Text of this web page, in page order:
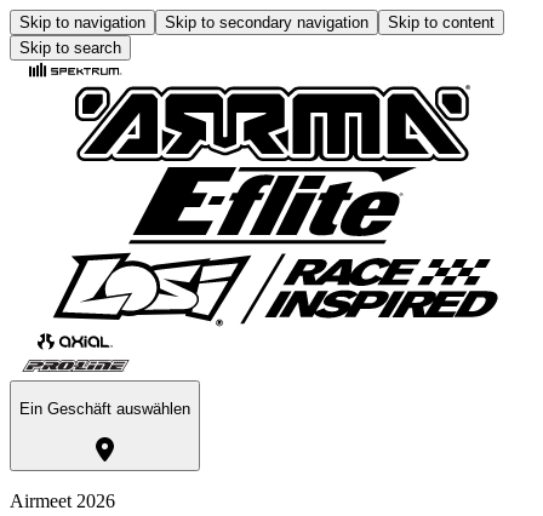
Skip to navigation Skip to secondary navigation
Skip to content
Skip to search
Ein Geschäft auswählen
Airmeet 2026